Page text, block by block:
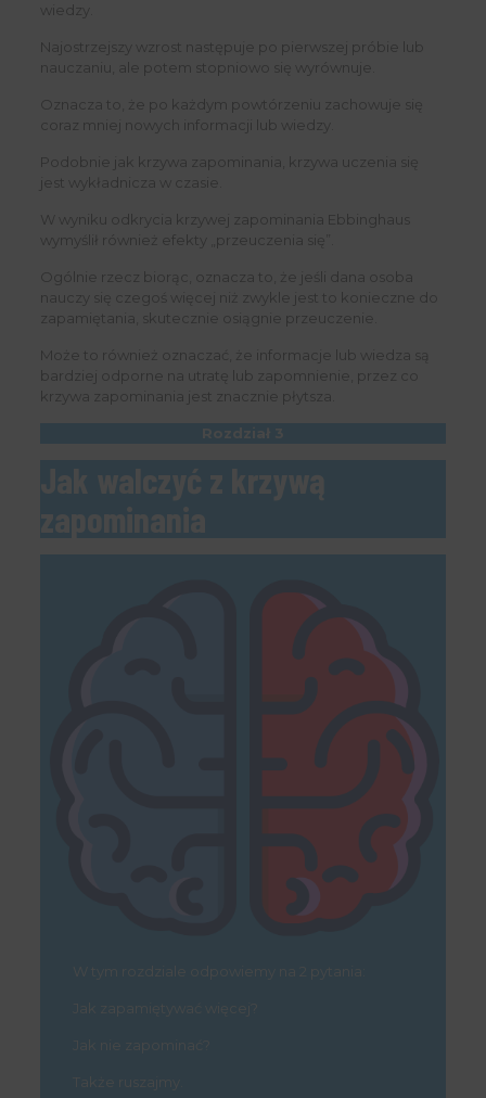
wiedzy.
Najostrzejszy wzrost następuje po pierwszej próbie lub
nauczaniu, ale potem stopniowo się wyrównuje.
Oznacza to, że po każdym powtórzeniu zachowuje się
coraz mniej nowych informacji lub wiedzy.
Podobnie jak krzywa zapominania, krzywa uczenia się
jest wykładnicza w czasie.
W wyniku odkrycia krzywej zapominania Ebbinghaus
wymyślił również efekty „przeuczenia się”.
Ogólnie rzecz biorąc, oznacza to, że jeśli dana osoba
nauczy się czegoś więcej niż zwykle jest to konieczne do
zapamiętania, skutecznie osiągnie przeuczenie.
Może to również oznaczać, że informacje lub wiedza są
bardziej odporne na utratę lub zapomnienie, przez co
krzywa zapominania jest znacznie płytsza.
Rozdział 3
Jak walczyć z krzywą
zapominania
W tym rozdziale odpowiemy na 2 pytania:
Jak zapamiętywać więcej?
Jak nie zapominać?
Także ruszajmy.